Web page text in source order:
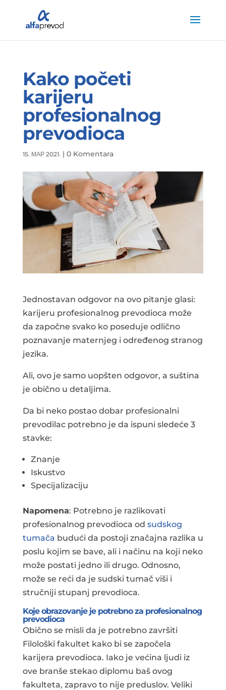
Kako početi
karijeru
profesionalnog
prevodioca
15. МАР 2021. | 0 Komentara
Jednostavan odgovor na ovo pitanje glasi:
karijeru profesionalnog prevodioca može
da započne svako ko poseduje odlično
poznavanje maternjeg i određenog stranog
jezika.
Ali, ovo je samo uopšten odgovor, a suština
je obično u detaljima.
Da bi neko postao dobar profesionalni
prevodilac potrebno je da ispuni sledeće 3
stavke:
Znanje
Iskustvo
Specijalizaciju
Napomena: Potrebno je razlikovati
profesionalnog prevodioca od sudskog
tumača budući da postoji značajna razlika u
poslu kojim se bave, ali i načinu na koji neko
može postati jedno ili drugo. Odnosno,
može se reći da je sudski tumač viši i
stručniji stupanj prevodioca.
Koje obrazovanje je potrebno za profesionalnog
prevodioca
Obično se misli da je potrebno završiti
Filološki fakultet kako bi se započela
karijera prevodioca. Iako je većina ljudi iz
ove branše stekao diplomu baš ovog
fakulteta, zapravo to nije preduslov. Veliki